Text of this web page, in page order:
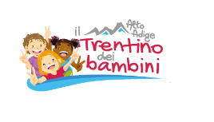
contenuto